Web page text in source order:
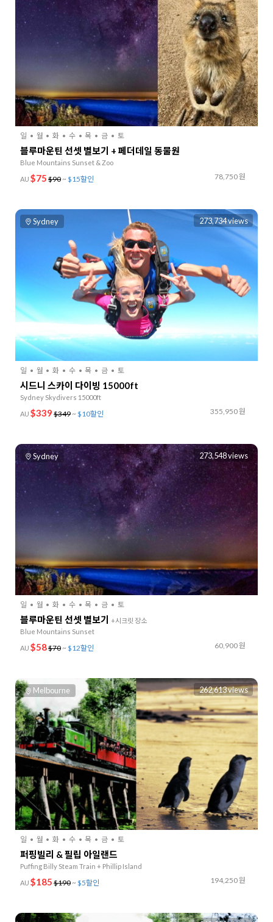
일 월 화 수 목 금 토
블루마운틴 선셋 별보기 + 페더데일 동물원
Blue Mountains Sunset & Zoo
78,750 원
AU $75 $90 ~ $15할인
Sydney 273,734 views
일 월 화 수 목 금 토
시드니 스카이 다이빙 15000ft
Sydney Skydivers 15000ft
355,950 원
AU $339 $349 ~ $10할인
Sydney 273,548 views
일 월 화 수 목 금 토
블루마운틴 선셋 별보기
+시크릿 장소
Blue Mountains Sunset
60,900 원
AU $58$70 ~ $12할인
Melbourne 262,613 views
일 월 화 수 목 금 토
퍼핑빌리 & 필립 아일랜드
Puffing Billy Steam Train + Phillip Island
194,250 원
AU $185 $190 ~ $5할인